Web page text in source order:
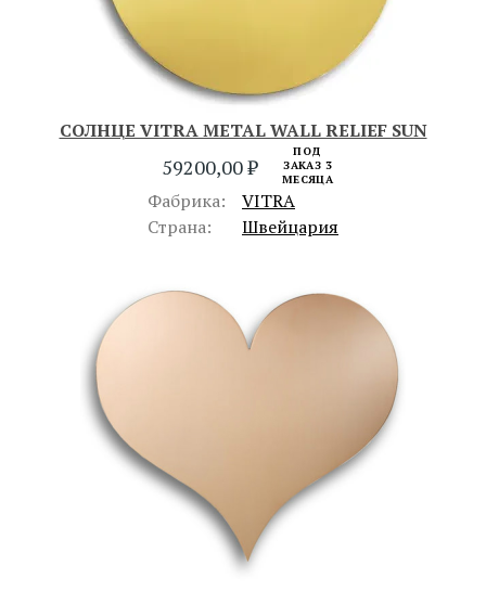
СОЛНЦЕ VITRA METAL WALL RELIEF SUN
59200,00₽
ПОД
ЗАКАЗ 3
МЕСЯЦА
Фабрика:
VITRA
Страна:
Швейцария